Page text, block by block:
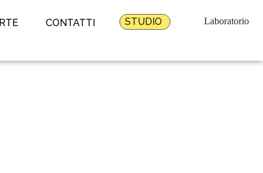
CONTATTI STUDIO Laboratorio